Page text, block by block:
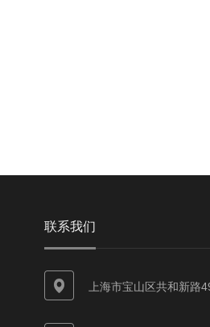
联系我们
上海市宝山区共和新路